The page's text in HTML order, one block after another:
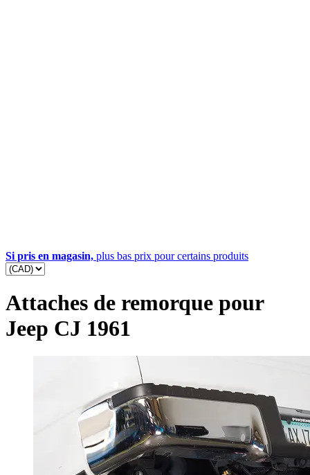
Si pris en magasin, plus bas prix pour certains produits
Attaches de remorque pour
Jeep CJ 1961